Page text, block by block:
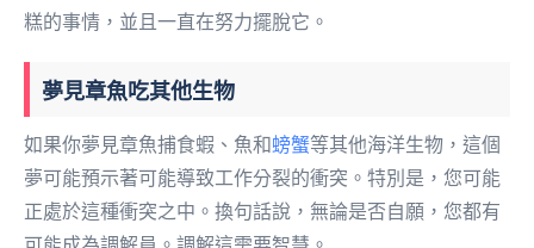
糕的事情，並且一直在努力擺脫它。
夢見章魚吃其他生物
如果你夢見章魚捕食蝦、魚和螃蟹等其他海洋生物，這個
夢可能預示著可能導致工作分裂的衝突。特別是，您可能
正處於這種衝突之中。換句話說，無論是否自願，您都有